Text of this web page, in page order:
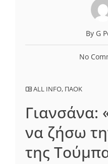
By G
No
ALL INFO, ΠΑΟΚ
Γιανσάνα:
να ζήσω
της